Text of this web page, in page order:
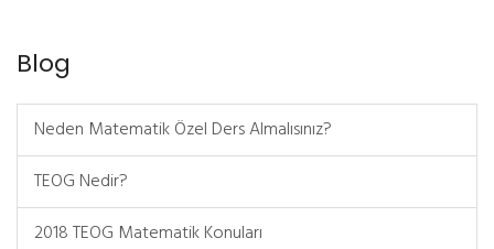
Blog
Neden Matematik Özel Ders Almalısınız?
TEOG Nedir?
2018 TEOG Matematik Konuları